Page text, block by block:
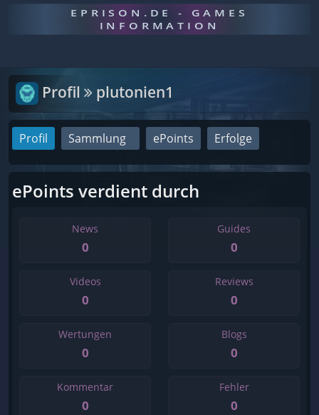
EPRISON.DE - GAMES
INFORMATION
Profil plutonien1
Profil Sammlung ePoints Erfolge
ePoints verdient durch
News
0
Guides
0
Videos
0
Reviews
0
Wertungen
0
Blogs
0
Kommentar
0
Fehler
0